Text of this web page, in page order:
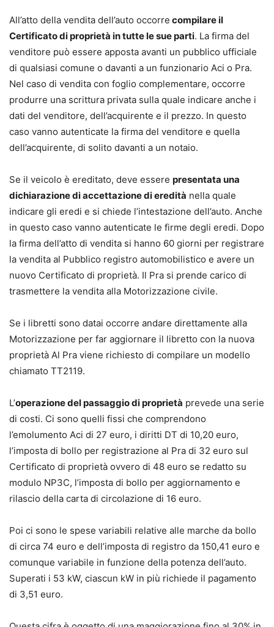
All’atto della vendita dell’auto occorre compilare il
Certificato di proprietà in tutte le sue parti. La firma del
venditore può essere apposta avanti un pubblico ufficiale
di qualsiasi comune o davanti a un funzionario Aci o Pra.
Nel caso di vendita con foglio complementare, occorre
produrre una scrittura privata sulla quale indicare anche i
dati del venditore, dell’acquirente e il prezzo. In questo
caso vanno autenticate la firma del venditore e quella
dell’acquirente, di solito davanti a un notaio.
Se il veicolo è ereditato, deve essere presentata una
dichiarazione di accettazione di eredità nella quale
indicare gli eredi e si chiede l’intestazione dell’auto. Anche
in questo caso vanno autenticate le firme degli eredi. Dopo
la firma dell’atto di vendita si hanno 60 giorni per registrare
la vendita al Pubblico registro automobilistico e avere un
nuovo Certificato di proprietà. Il Pra si prende carico di
trasmettere la vendita alla Motorizzazione civile.
Se i libretti sono datai occorre andare direttamente alla
Motorizzazione per far aggiornare il libretto con la nuova
proprietà Al Pra viene richiesto di compilare un modello
chiamato TT2119.
L’operazione del passaggio di proprietà prevede una serie
di costi. Ci sono quelli fissi che comprendono
l’emolumento Aci di 27 euro, i diritti DT di 10,20 euro,
l’imposta di bollo per registrazione al Pra di 32 euro sul
Certificato di proprietà ovvero di 48 euro se redatto su
modulo NP3C, l’imposta di bollo per aggiornamento e
rilascio della carta di circolazione di 16 euro.
Poi ci sono le spese variabili relative alle marche da bollo
di circa 74 euro e dell’imposta di registro da 150,41 euro e
comunque variabile in funzione della potenza dell’auto.
Superati i 53 kW, ciascun kW in più richiede il pagamento
di 3,51 euro.